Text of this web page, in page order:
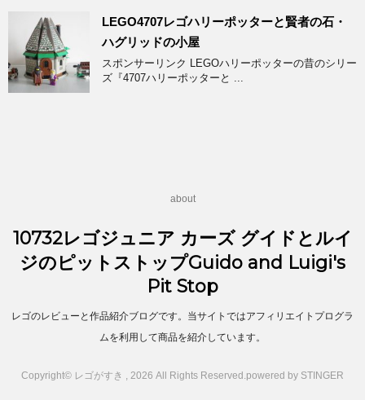
LEGO4707レゴハリーポッターと賢者の石・
ハグリッドの小屋
スポンサーリンク LEGOハリーポッターの昔のシリー
ズ『4707ハリーポッターと ...
about
10732レゴジュニア カーズ グイドとルイ
ジのピットストップGuido and Luigi's
Pit Stop
レゴのレビューと作品紹介ブログです。当サイトではアフィリエイトプログラ
ムを利用して商品を紹介しています。
Copyright© レゴがすき , 2026 All Rights Reserved.powered by STINGER